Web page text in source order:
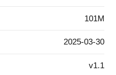
101M
2025-03-30
v1.1